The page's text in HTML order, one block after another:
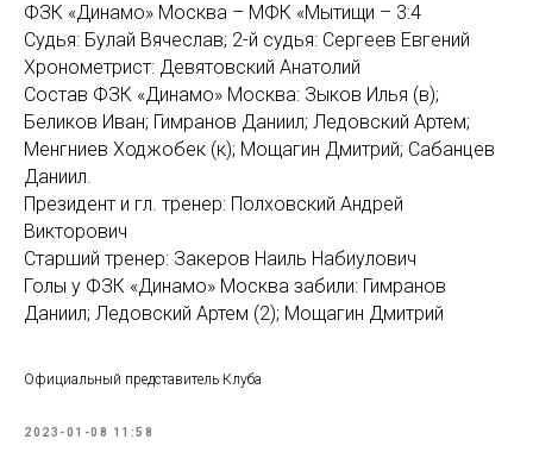
ФЗК «Динамо» Москва – МФК «Мытищи – 3:4
Судья: Булай Вячеслав; 2-й судья: Сергеев Евгений
Хронометрист: Девятовский Анатолий
Состав ФЗК «Динамо» Москва: Зыков Илья (в);
Беликов Иван; Гимранов Даниил; Ледовский Артем;
Менгниев Ходжобек (к); Мощагин Дмитрий; Сабанцев
Даниил.
Президент и гл. тренер: Полховский Андрей
Викторович
Старший тренер: Закеров Наиль Набиулович
Голы у ФЗК «Динамо» Москва забили: Гимранов
Даниил; Ледовский Артем (2); Мощагин Дмитрий
Официальный представитель Клуба
2023-01-08 11:58